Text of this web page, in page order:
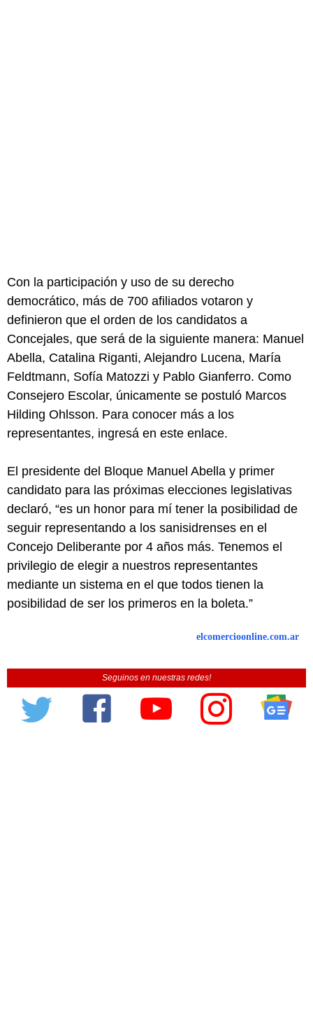
Con la participación y uso de su derecho
democrático, más de 700 afiliados votaron y
definieron que el orden de los candidatos a
Concejales, que será de la siguiente manera: Manuel
Abella, Catalina Riganti, Alejandro Lucena, María
Feldtmann, Sofía Matozzi y Pablo Gianferro. Como
Consejero Escolar, únicamente se postuló Marcos
Hilding Ohlsson. Para conocer más a los
representantes, ingresá en este enlace.
El presidente del Bloque Manuel Abella y primer
candidato para las próximas elecciones legislativas
declaró, “es un honor para mí tener la posibilidad de
seguir representando a los sanisidrenses en el
Concejo Deliberante por 4 años más. Tenemos el
privilegio de elegir a nuestros representantes
mediante un sistema en el que todos tienen la
posibilidad de ser los primeros en la boleta.”
elcomercioonline.com.ar
Seguinos en nuestras redes!